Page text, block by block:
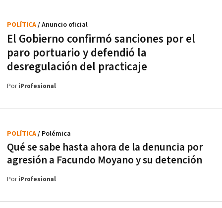
El Gobierno confirmó sanciones por el
paro portuario y defendió la
desregulación del practicaje
POLÍTICA/ Anuncio oficial
PoriProfesional
Qué se sabe hasta ahora de la denuncia por
agresión a Facundo Moyano y su detención
POLÍTICA/ Polémica
PoriProfesional